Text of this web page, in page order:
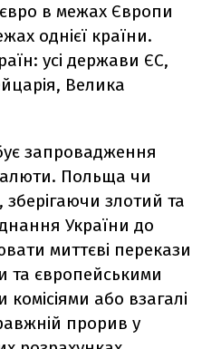
в межах Європи
однієї країни.
усі держави ЄС,
Велика
запровадження
Польща чи
злотий та
України до
миттєві перекази
та європейськими
або взагалі
прорив у